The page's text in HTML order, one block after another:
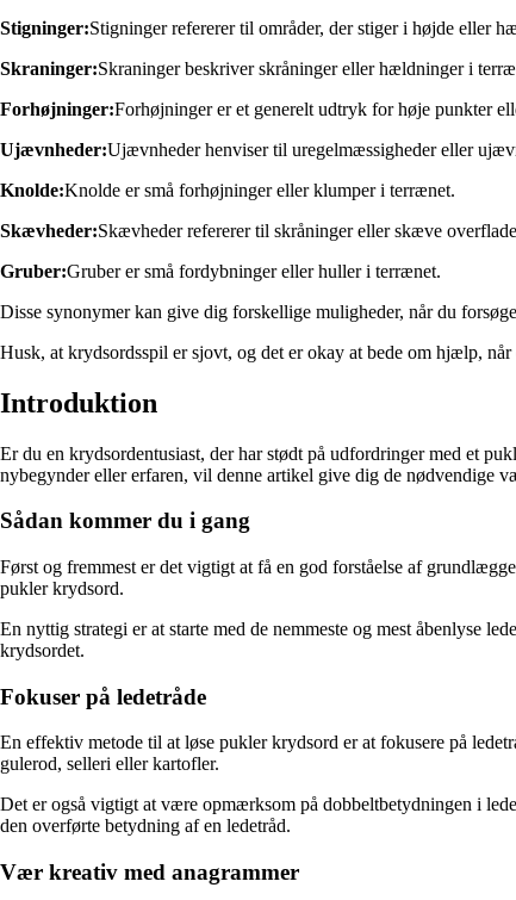
Stigninger:Stigninger refererer til områder, der stiger i højde eller
Skraninger:Skraninger beskriver skråninger eller hældninger i
Forhøjninger:Forhøjninger er et generelt udtryk for høje punkter
Ujævnheder:Ujævnheder henviser til uregelmæssigheder eller
Knolde:Knolde er små forhøjninger eller klumper i terrænet.
Skævheder:Skævheder refererer til skråninger eller skæve
Gruber:Gruber er små fordybninger eller huller i terrænet.
Disse synonymer kan give dig forskellige muligheder, når du
Husk, at krydsordsspil er sjovt, og det er okay at bede om hjælp,
Introduktion
Er du en krydsordentusiast, der har stødt på udfordringer med et
nybegynder eller erfaren, vil denne artikel give dig de nødvendige
Sådan kommer du i gang
Først og fremmest er det vigtigt at få en god forståelse af
pukler krydsord.
En nyttig strategi er at starte med de nemmeste og mest åbenlyse
krydsordet.
Fokuser på ledetråde
En effektiv metode til at løse pukler krydsord er at fokusere på
gulerod, selleri eller kartofler.
Det er også vigtigt at være opmærksom på dobbeltbetydningen i
den overførte betydning af en ledetråd.
Vær kreativ med anagrammer